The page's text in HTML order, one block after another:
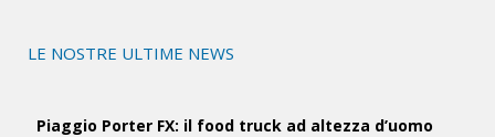
LE NOSTRE ULTIME NEWS
Piaggio Porter FX: il food truck ad altezza d’uomo